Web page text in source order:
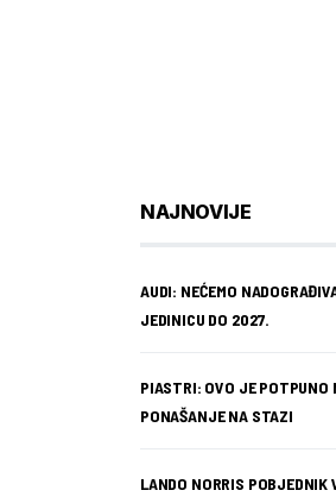
NAJNOVIJE
AUDI: NEĆEMO
JEDINICU DO 2027.
PIASTRI: OVO JE POTPUNO
PONAŠANJE NA STAZI
LANDO NORRIS POBJEDNIK